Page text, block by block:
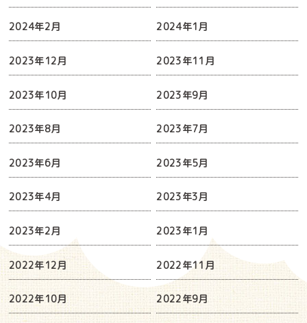
2024年2月 2024年1月
2023年12月 2023年11月
2023年10月 2023年9月
2023年8月 2023年7月
2023年6月 2023年5月
2023年4月 2023年3月
2023年2月 2023年1月
2022年12月 2022年11月
2022年10月 2022年9月